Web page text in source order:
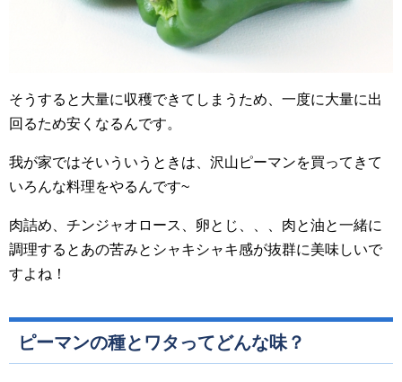
そうすると大量に収穫できてしまうため、一度に大量に出
回るため安くなるんです。
我が家ではそいういうときは、沢山ピーマンを買ってきて
いろんな料理をやるんです~
肉詰め、チンジャオロース、卵とじ、、、肉と油と一緒に
調理するとあの苦みとシャキシャキ感が抜群に美味しいで
すよね！
ピーマンの種とワタってどんな味？